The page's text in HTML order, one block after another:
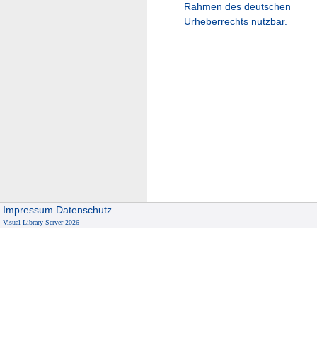
Rahmen des deutschen
Urheberrechts nutzbar.
Impressum Datenschutz
Visual Library Server 2026